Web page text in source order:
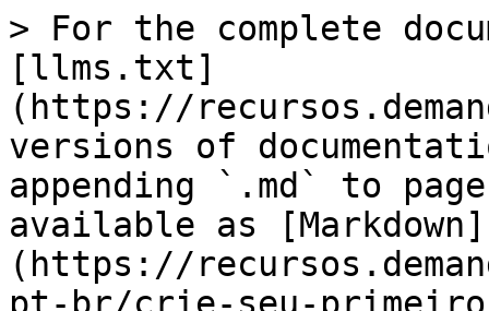
> For the complete
[llms.txt]
(https://
versions of
appending `.md` to
available as [Markdown]
(https://